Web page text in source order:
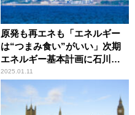
原発も再エネも「エネルギー
は“つまみ食い”がいい」次期
エネルギー基本計画に石川和
男が持論
2025.01.11